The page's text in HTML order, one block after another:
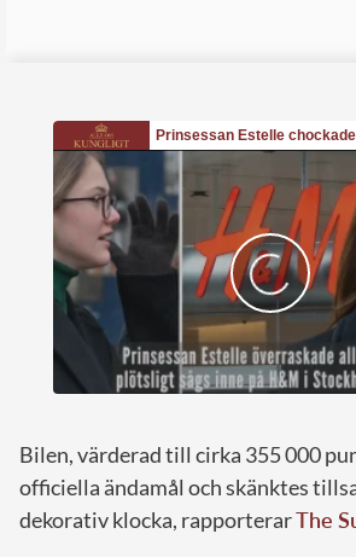
Bilen, värderad till cirka 355 000
officiella ändamål och skänktes
dekorativ klocka, rapporterarThe